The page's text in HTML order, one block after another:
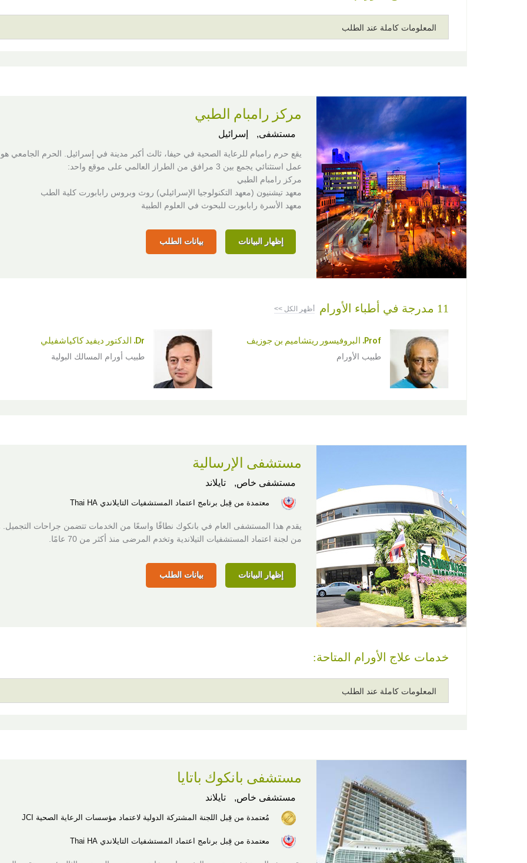
المعلومات كاملة عند الطلب
مركز رامبام الطبي
مستشفى, إسرائيل
يقع حرم رامبام للرعاية الصحية في حيفا، ثالث أكبر مدينة في إسرائيل. الحرم الجامعي
عمل استثنائي يجمع بين 3 مرافق من الطراز العالمي على موقع واحد:
مركز رامبام الطبي
معهد تيشنيون (معهد التكنولوجيا الإسرائيلي) روث وبروس رابابورت كلية الطب
معهد الأسرة رابابورت للبحوث في العلوم الطبية
إظهار البيانات بيانات الطلب
11 مدرجة في أطباء الأورام أظهر الكل >>
Prof. البروفيسور ريتشاميم بن جوزيف
طبيب الأورام
Dr. الدكتور ديفيد كاكياشفيلي
طبيب أورام المسالك البولية
مستشفى الإرسالية
مستشفى خاص, تايلاند
معتمدة من قِبل برنامج اعتماد المستشفيات التايلاندي Thai HA
يقدم هذا المستشفى العام في بانكوك نطاقًا واسعًا من الخدمات تتضمن جراحات التجميل.
من لجنة اعتماد المستشفيات التيلاندية وتخدم المرضى منذ أكثر من 70 عامًا.
إظهار البيانات بيانات الطلب
خدمات علاج الأورام المتاحة:
المعلومات كاملة عند الطلب
مستشفى بانكوك باتايا
مستشفى خاص, تايلاند
مُعتمدة من قِبل اللجنة المشتركة الدولية لاعتماد مؤسسات الرعاية الصحية JCI
معتمدة من قِبل برنامج اعتماد المستشفيات التايلاندي Thai HA